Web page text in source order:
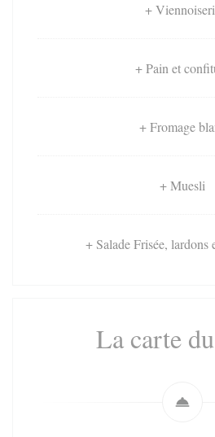
+
+ Pain et
+ Fromage
+ Muesli
+ Salade Frisée,
La carte